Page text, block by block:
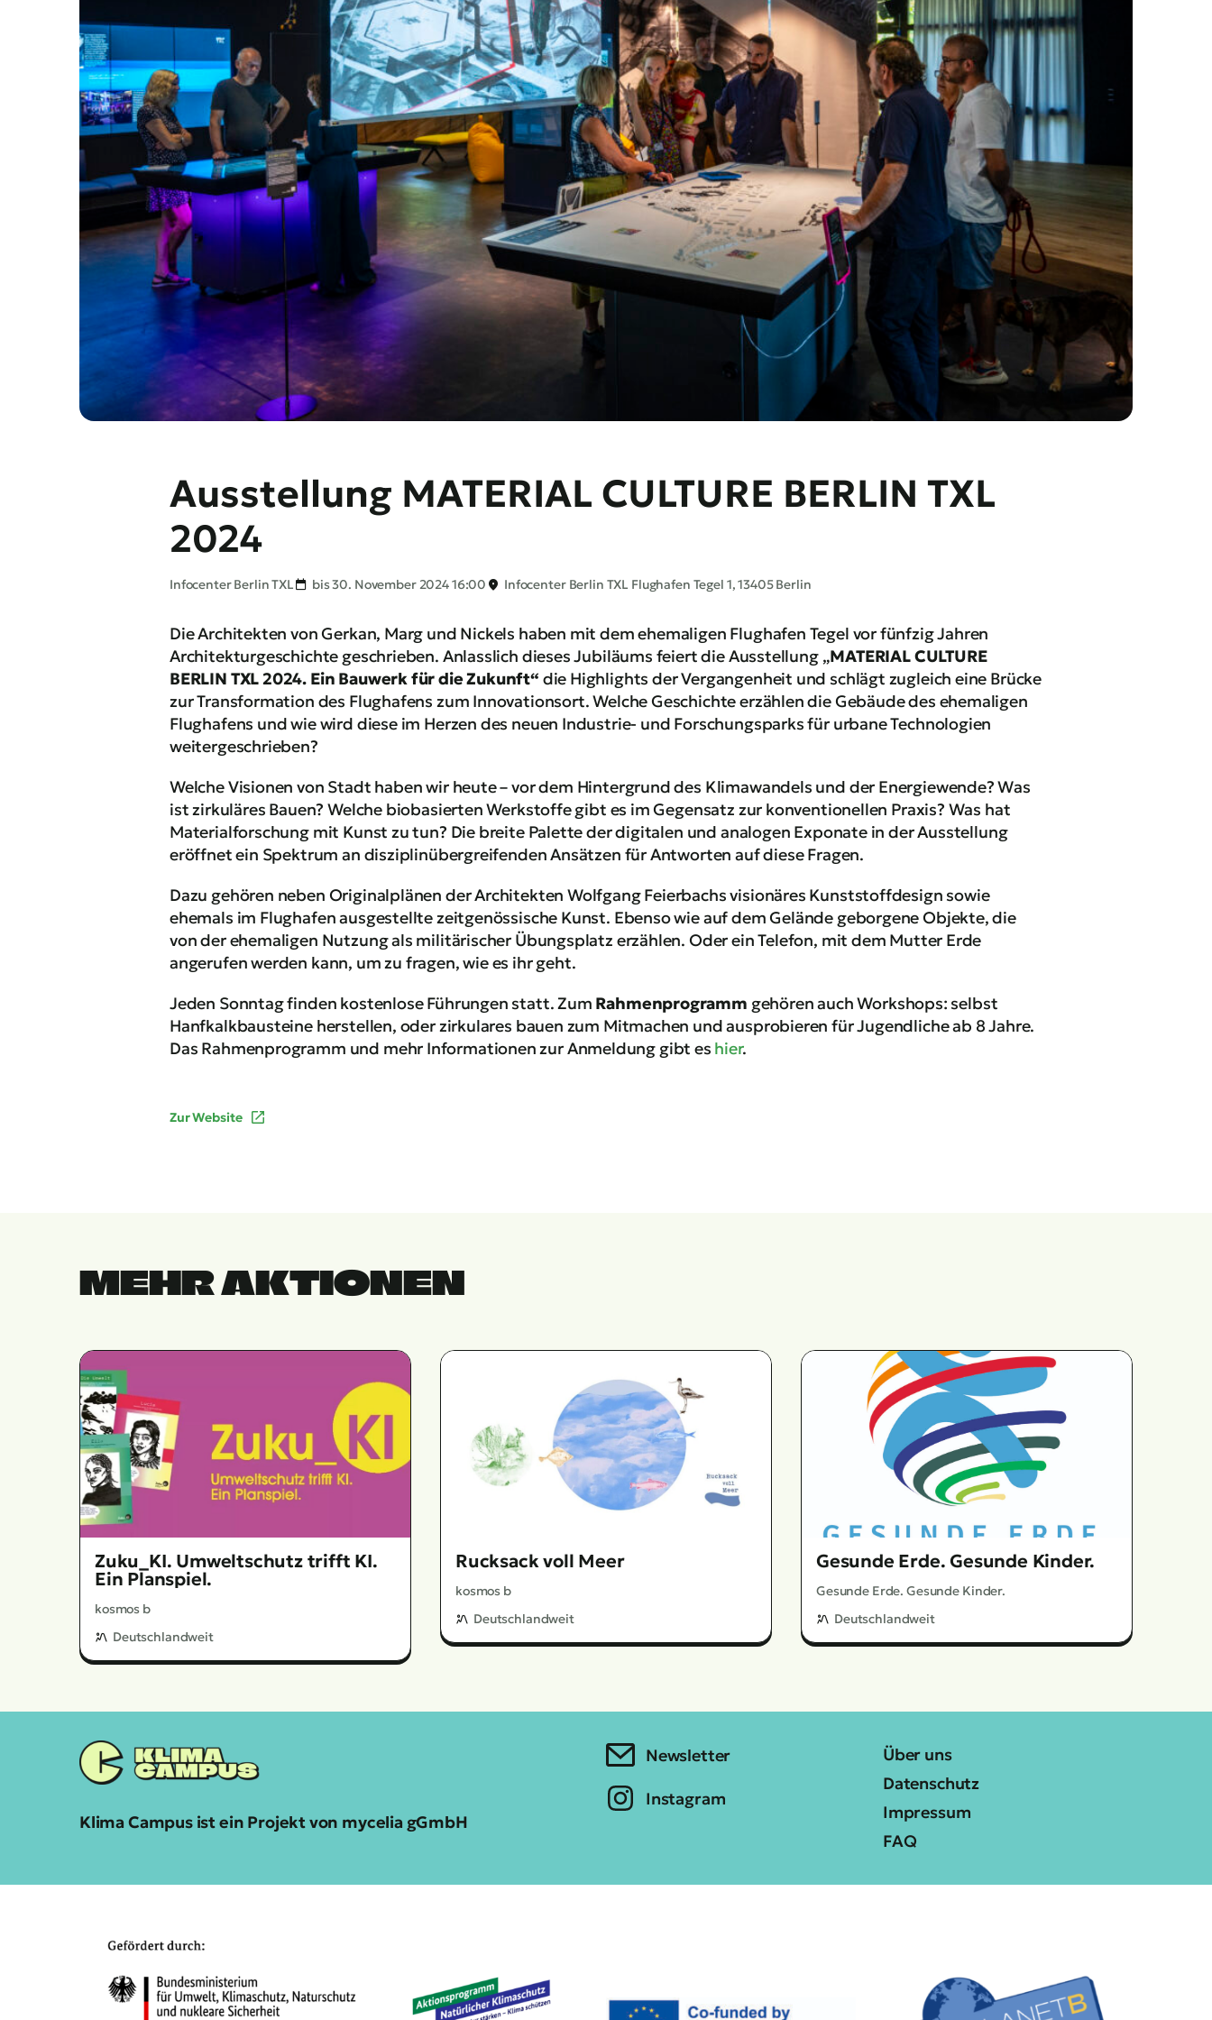
Ausstellung MATERIAL CULTURE BERLIN TXL
2024
Infocenter Berlin TXL bis 30. November 2024 16:00 Infocenter Berlin TXL Flughafen Tegel 1, 13405 Berlin
Die Architekten von Gerkan, Marg und Nickels haben mit dem ehemaligen Flughafen Tegel vor fünfzig Jahren
Architekturgeschichte geschrieben. Anlasslich dieses Jubiläums feiert die Ausstellung „MATERIAL CULTURE
BERLIN TXL 2024. Ein Bauwerk für die Zukunft“ die Highlights der Vergangenheit und schlägt zugleich eine Brücke
zur Transformation des Flughafens zum Innovationsort. Welche Geschichte erzählen die Gebäude des ehemaligen
Flughafens und wie wird diese im Herzen des neuen Industrie- und Forschungsparks für urbane Technologien
weitergeschrieben?
Welche Visionen von Stadt haben wir heute – vor dem Hintergrund des Klimawandels und der Energiewende? Was
ist zirkuläres Bauen? Welche biobasierten Werkstoffe gibt es im Gegensatz zur konventionellen Praxis? Was hat
Materialforschung mit Kunst zu tun? Die breite Palette der digitalen und analogen Exponate in der Ausstellung
eröffnet ein Spektrum an disziplinübergreifenden Ansätzen für Antworten auf diese Fragen.
Dazu gehören neben Originalplänen der Architekten Wolfgang Feierbachs visionäres Kunststoffdesign sowie
ehemals im Flughafen ausgestellte zeitgenössische Kunst. Ebenso wie auf dem Gelände geborgene Objekte, die
von der ehemaligen Nutzung als militärischer Übungsplatz erzählen. Oder ein Telefon, mit dem Mutter Erde
angerufen werden kann, um zu fragen, wie es ihr geht.
Jeden Sonntag finden kostenlose Führungen statt. Zum Rahmenprogramm gehören auch Workshops: selbst
Hanfkalkbausteine herstellen, oder zirkulares bauen zum Mitmachen und ausprobieren für Jugendliche ab 8 Jahre.
Das Rahmenprogramm und mehr Informationen zur Anmeldung gibt es hier.
Zur Website
MEHR AKTIONEN
Zuku_KI. Umweltschutz trifft KI.
Ein Planspiel.
kosmos b
Deutschlandweit
Rucksack voll Meer
kosmos b
Deutschlandweit
Gesunde Erde. Gesunde Kinder.
Gesunde Erde. Gesunde Kinder.
Deutschlandweit
Klima Campus ist ein Projekt von mycelia gGmbH
Newsletter
Instagram
Über uns
Datenschutz
Impressum
FAQ